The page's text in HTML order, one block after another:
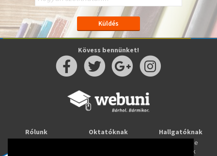
Kövess bennünket!
Rólunk
Oktatóknak
Hallgatóknak
Tanulj online
Képzések